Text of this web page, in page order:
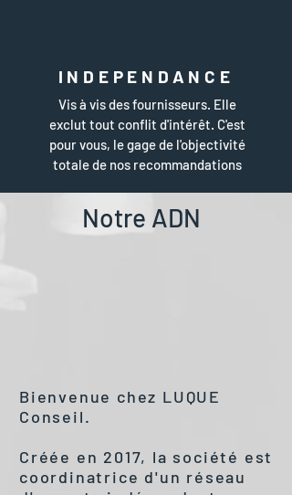
INDEPENDANCE
Vis à vis des fournisseurs. Elle
exclut tout conflit d'intérêt. C'est
pour vous, le gage de l'objectivité
totale de nos recommandations
Notre ADN
Bienvenue chez LUQUE
Conseil.
Créée en 2017, la société est
coordinatrice d'un réseau